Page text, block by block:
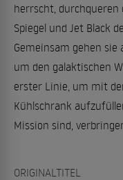
herrscht, durchqueren
Spiegel und Jet Black
Gemeinsam gehen sie
um den galaktischen
erster Linie, um mit
Kühlschrank
Mission sind,
ORIGINALTITEL